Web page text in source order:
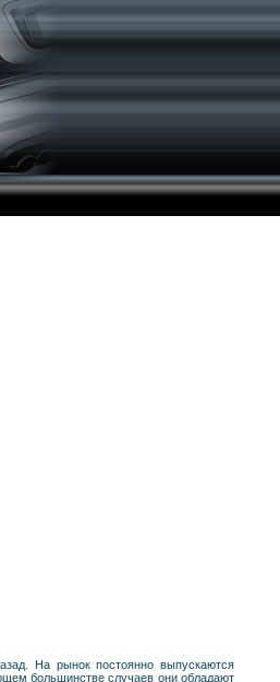
На рынок постоянно выпускаются
большинстве случаев они обладают